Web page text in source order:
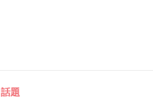
話題